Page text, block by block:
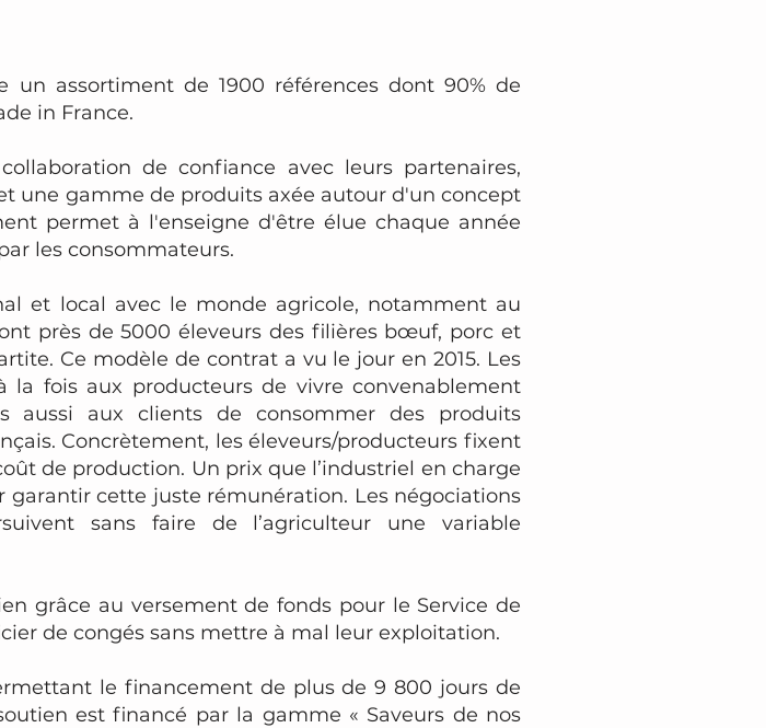
un assortiment de 1900 références dont 90% de
in France.
de confiance avec leurs partenaires,
une gamme de produits axée autour d'un concept
permet à l'enseigne d'être élue chaque année
les consommateurs.
et local avec le monde agricole, notamment au
près de 5000 éleveurs des filières bœuf, porc et
Ce modèle de contrat a vu le jour en 2015. Les
fois aux producteurs de vivre convenablement
aussi aux clients de consommer des produits
Concrètement, les éleveurs/producteurs fixent
de production. Un prix que l’industriel en charge
garantir cette juste rémunération. Les négociations
sans faire de l’agriculteur une variable
grâce au versement de fonds pour le Service de
de congés sans mettre à mal leur exploitation.
le financement de plus de 9 800 jours de
est financé par la gamme « Saveurs de nos